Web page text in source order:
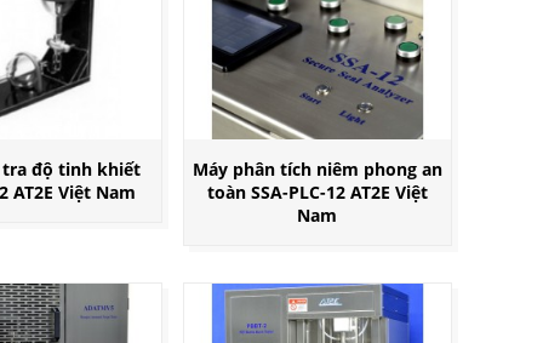
độ tinh khiết
AT2E Việt Nam
Máy phân tích niêm phong an
toàn SSA-PLC-12 AT2E Việt
Nam